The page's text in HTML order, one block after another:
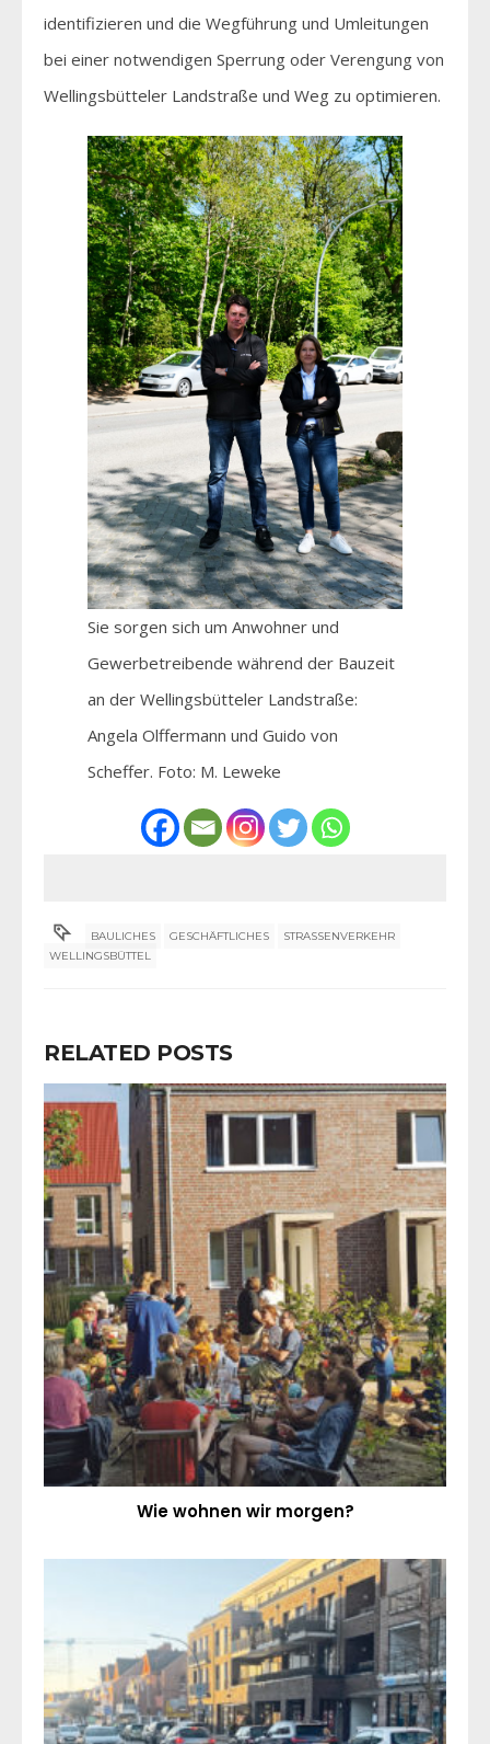
identifizieren und die Wegführung und Umleitungen
bei einer notwendigen Sperrung oder Verengung von
Wellingsbütteler Landstraße und Weg zu optimieren.
Sie sorgen sich um Anwohner und
Gewerbetreibende während der Bauzeit
an der Wellingsbütteler Landstraße:
Angela Olffermann und Guido von
Scheffer. Foto: M. Leweke
BAULICHES GESCHÄFTLICHES
STRASSENVERKEHR
WELLINGSBÜTTEL
RELATED POSTS
Wie wohnen wir morgen?